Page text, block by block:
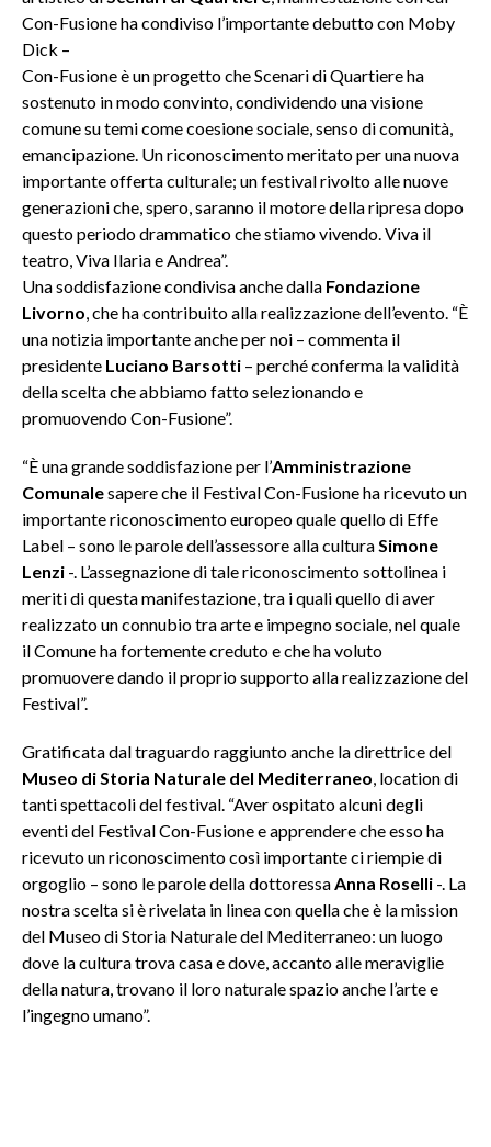
Con-Fusione ha condiviso l’importante debutto con Moby
Dick –
Con-Fusione è un progetto che Scenari di Quartiere ha
sostenuto in modo convinto, condividendo una visione
comune su temi come coesione sociale, senso di comunità,
emancipazione. Un riconoscimento meritato per una nuova
importante offerta culturale; un festival rivolto alle nuove
generazioni che, spero, saranno il motore della ripresa dopo
questo periodo drammatico che stiamo vivendo. Viva il
teatro, Viva Ilaria e Andrea”.
Una soddisfazione condivisa anche dalla Fondazione
Livorno, che ha contribuito alla realizzazione dell’evento. “È
una notizia importante anche per noi – commenta il
presidente Luciano Barsotti – perché conferma la validità
della scelta che abbiamo fatto selezionando e
promuovendo Con-Fusione”.
“È una grande soddisfazione per l’Amministrazione
Comunalesapere che il Festival Con-Fusione ha ricevuto un
importante riconoscimento europeo quale quello di Effe
Label – sono le parole dell’assessore alla culturaSimone
Lenzi -. L’assegnazione di tale riconoscimento sottolinea i
meriti di questa manifestazione, tra i quali quello di aver
realizzato un connubio tra arte e impegno sociale, nel quale
il Comune ha fortemente creduto e che ha voluto
promuovere dando il proprio supporto alla realizzazione del
Festival”.
Gratificata dal traguardo raggiunto anche la direttrice del
Museo di Storia Naturale del Mediterraneo, location di
tanti spettacoli del festival. “Aver ospitato alcuni degli
eventi del Festival Con-Fusione e apprendere che esso ha
ricevuto un riconoscimento così importante ci riempie di
orgoglio – sono le parole della dottoressaAnna Roselli -. La
nostra scelta si è rivelata in linea con quella che è la mission
del Museo di Storia Naturale del Mediterraneo: un luogo
dove la cultura trova casa e dove, accanto alle meraviglie
della natura, trovano il loro naturale spazio anche l’arte e
l’ingegno umano”.